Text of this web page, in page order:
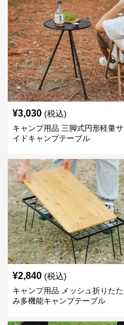
¥3,030 (税込)
キャンプ用品 三脚式円形軽量サ
イドキャンプテーブル
¥2,840 (税込)
キャンプ用品 メッシュ折りたた
み多機能キャンプテーブル